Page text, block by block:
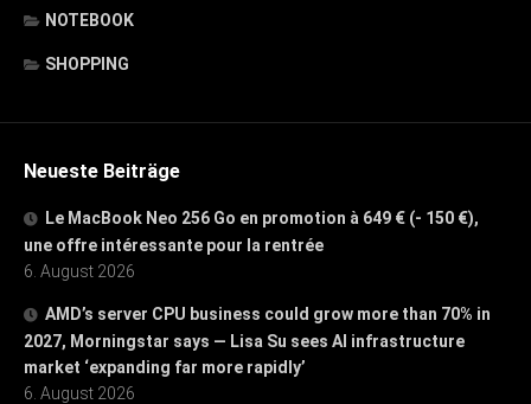
NOTEBOOK
SHOPPING
Neueste Beiträge
Le MacBook Neo 256 Go en promotion à 649 € (- 150 €),
une offre intéressante pour la rentrée
6. August 2026
AMD’s server CPU business could grow more than 70% in
2027, Morningstar says — Lisa Su sees AI infrastructure
market ‘expanding far more rapidly’
6. August 2026